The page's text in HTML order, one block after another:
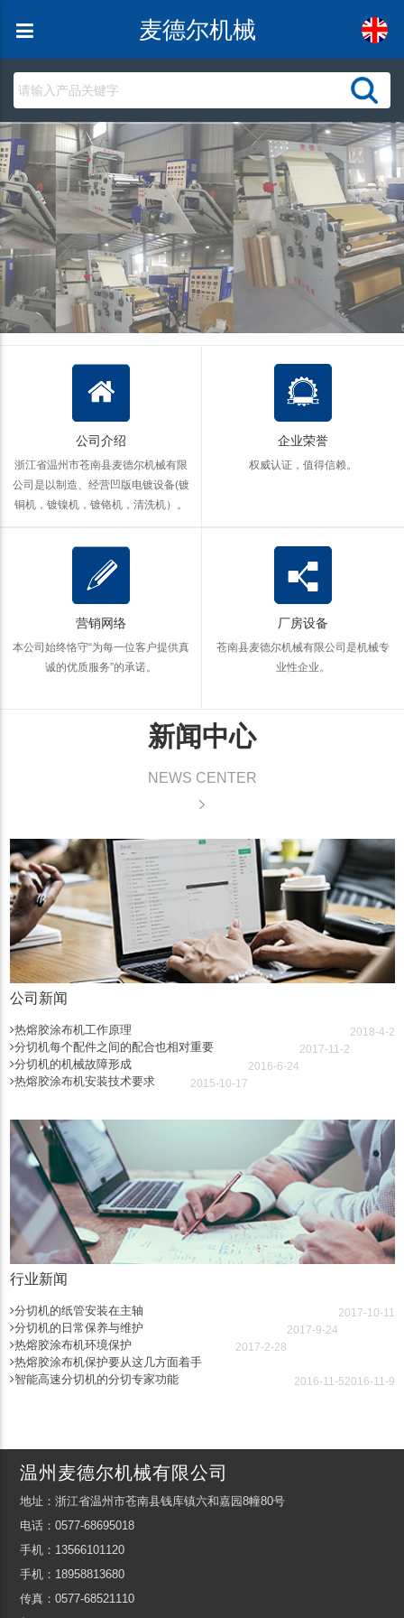
麦德尔机械
公司介绍
浙江省温州市苍南县麦德尔机械有限
公司是以制造、经营凹版电镀设备(镀
铜机，镀镍机，镀铬机，清洗机）。
企业荣誉
权威认证，值得信赖。
营销网络
本公司始终恪守“为每一位客户提供真
诚的优质服务”的承诺。
厂房设备
苍南县麦德尔机械有限公司是机械专
业性企业。
新闻中心
NEWS CENTER
公司新闻
热熔胶涂布机工作原理 2018-4-2
分切机每个配件之间的配合也相对重要 2017-11-2
分切机的机械故障形成 2016-6-24
热熔胶涂布机安装技术要求 2015-10-17
行业新闻
分切机的纸管安装在主轴 2017-10-11
分切机的日常保养与维护 2017-9-24
热熔胶涂布机环境保护 2017-2-28
热熔胶涂布机保护要从这几方面着手
2016-11-9
智能高速分切机的分切专家功能 2016-11-5
温州麦德尔机械有限公司
地址：浙江省温州市苍南县钱库镇六和嘉园8幢80号
电话：0577-68695018
手机：13566101120
手机：18958813680
传真：0577-68521110